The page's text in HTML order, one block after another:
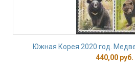
Южная Корея 2020 год.
440,00 руб.